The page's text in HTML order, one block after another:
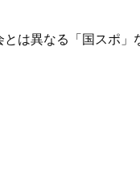
は異なる「国スポ」